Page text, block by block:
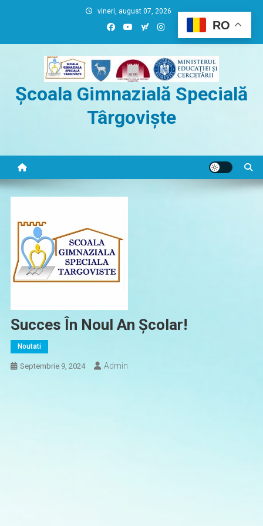
vineri, august 07, 2026
Școala Gimnazială Specială
Târgoviște
Succes În Noul An Școlar!
Noutati
Septembrie 9, 2024 Admin
RO